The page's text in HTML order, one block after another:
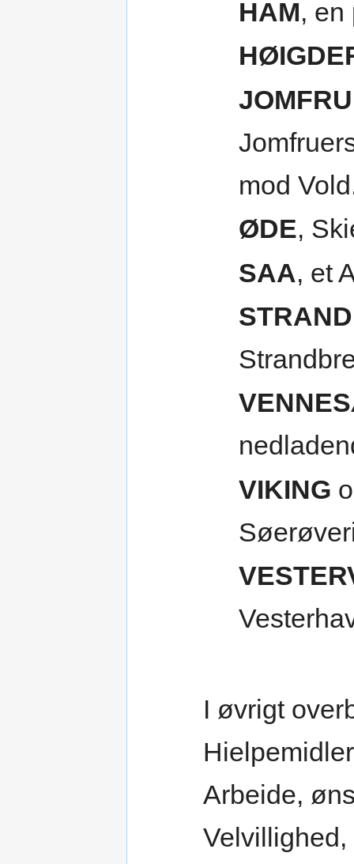
HAM, en
mod
ØDE,
SAA, et
VIKING
I øvrigt
Arbeide,